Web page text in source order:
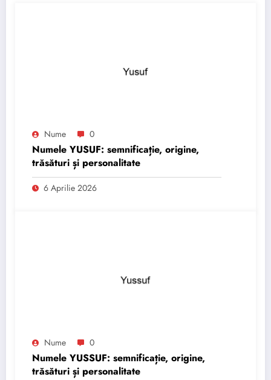
Nume 0
Numele YUSUF: semnificație, origine,
trăsături și personalitate
6 Aprilie 2026
Nume 0
Numele YUSSUF: semnificație, origine,
trăsături și personalitate